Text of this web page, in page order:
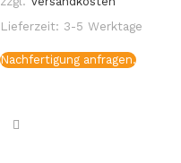
Lieferzeit: 3-5 Werktage
Nachfertigung anfragen.